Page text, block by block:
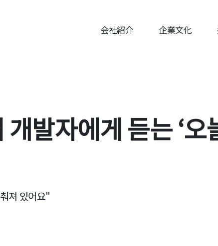
会社紹介 企業文化
발자에게 듣는 ‘오
져 있어요"